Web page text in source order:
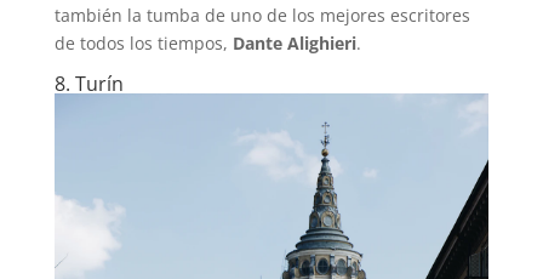
también la tumba de uno de los mejores escritores
de todos los tiempos, Dante Alighieri.
8. Turín